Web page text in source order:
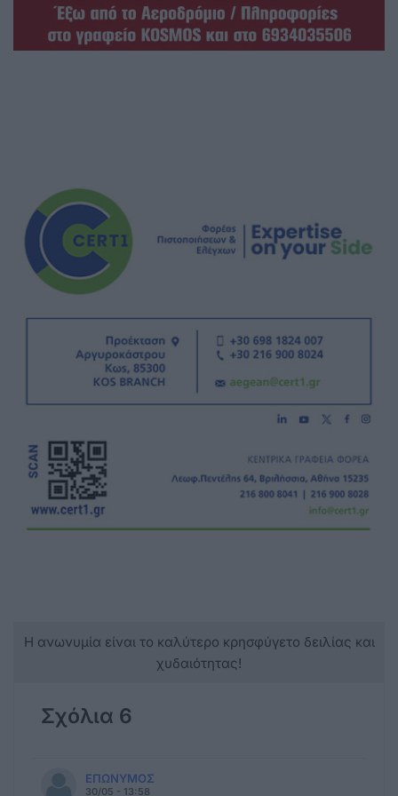
Η ανωνυμία είναι το καλύτερο κρησφύγετο δειλίας και
χυδαιότητας!
Σχόλια 6
ΕΠΩΝΥΜΟΣ
30/05 - 13:58